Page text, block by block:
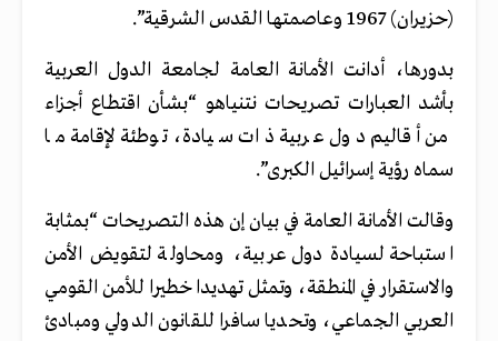
(حزيران) 1967 وعاصمتها القدس الشرقية”.
بدورها، أدانت الأمانة العامة لجامعة الدول العربية
بأشد العبارات تصريحات نتنياهو “بشأن اقتطاع أجزاء
من أقاليم دول عربية ذات سيادة، توطئة لإقامة ما
سماه رؤية إسرائيل الكبرى”.
وقالت الأمانة العامة في بيان إن هذه التصريحات “بمثابة
استباحة لسيادة دول عربية، ومحاولة لتقويض الأمن
والاستقرار في المنطقة، وتمثل تهديدا خطيرا للأمن القومي
العربي الجماعي، وتحديا سافرا للقانون الدولي ومبادئ